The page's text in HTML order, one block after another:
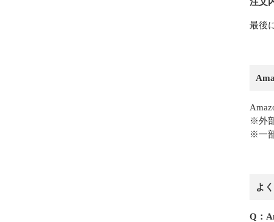
最後
※外
※一
よ
Q：